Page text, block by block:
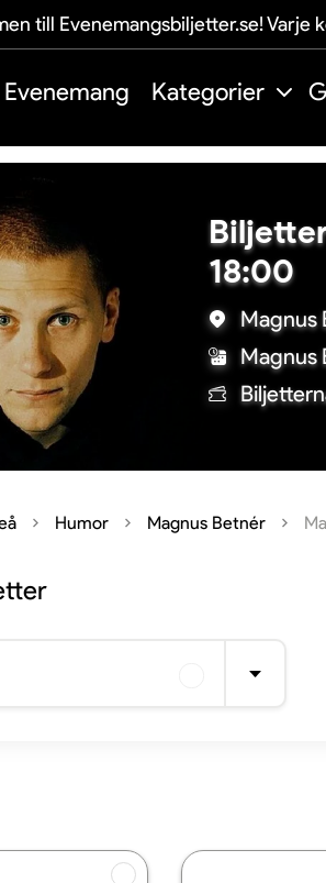
till Evenemangsbiljetter.se!
Evenemang Kategorier
18:00
Magnus
Magnus
Humor Magnus Betnér